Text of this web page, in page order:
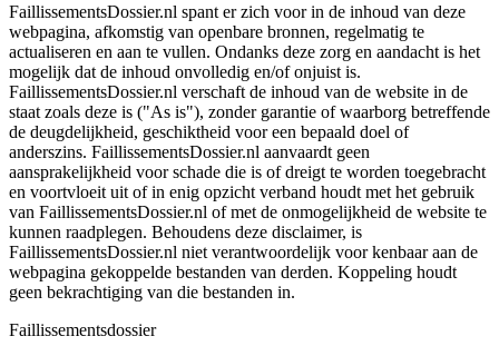
FaillissementsDossier.nl spant er zich voor in de inhoud van deze
webpagina, afkomstig van openbare bronnen, regelmatig te
actualiseren en aan te vullen. Ondanks deze zorg en aandacht is het
mogelijk dat de inhoud onvolledig en/of onjuist is.
FaillissementsDossier.nl verschaft de inhoud van de website in de
staat zoals deze is ("As is"), zonder garantie of waarborg betreffende
de deugdelijkheid, geschiktheid voor een bepaald doel of
anderszins. FaillissementsDossier.nl aanvaardt geen
aansprakelijkheid voor schade die is of dreigt te worden toegebracht
en voortvloeit uit of in enig opzicht verband houdt met het gebruik
van FaillissementsDossier.nl of met de onmogelijkheid de website te
kunnen raadplegen. Behoudens deze disclaimer, is
FaillissementsDossier.nl niet verantwoordelijk voor kenbaar aan de
webpagina gekoppelde bestanden van derden. Koppeling houdt
geen bekrachtiging van die bestanden in.
Faillissementsdossier